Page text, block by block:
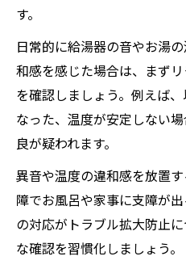
り
給湯器の症状から
家事効率を下げな
家族の入浴時間を
給湯器の不具合時
給湯器エラーコードの
給湯器エラーコー
説
エラー表示から読
す。
日常的に給湯器の音やお湯
和感を感じた場合は、まず
を確認しましょう。例えば
なった、温度が安定しない
良が疑われます。
異音や温度の違和感を放置
障でお風呂や家事に支障が
の対応がトラブル拡大防止
な確認を習慣化しましょう。